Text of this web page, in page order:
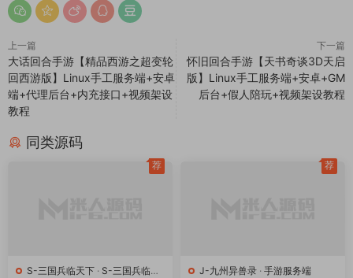
上一篇
大话回合手游【精品西游之超变轮
回西游版】Linux手工服务端+安卓
端+代理后台+内充接口+视频架设
教程
下一篇
怀旧回合手游【天书奇谈3D天启
版】Linux手工服务端+安卓+GM
后台+假人陪玩+视频架设教程
同类源码
S-三国兵临天下 · S-三国兵临天
荐
J-九州异兽录 · 手游服务端
荐